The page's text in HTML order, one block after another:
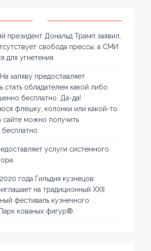
президент Дональд Трамп заявил,
свобода прессы, а СМИ
для угнетения.
халяву предоставляет
стать обладателем какой либо
бесплатно. Да-да!
флешку, колонки или какой-то
сайте можно получить
услуги системного
года Гильдия кузнецов
на традиционный XXII
фестиваль кузнечного
кованых фигур®.